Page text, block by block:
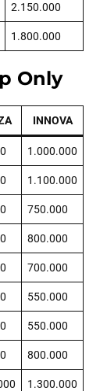
2.150.000
1.800.000
Only
INNOVA
1.000.000
1.100.000
750.000
800.000
700.000
550.000
550.000
800.000
1.300.000